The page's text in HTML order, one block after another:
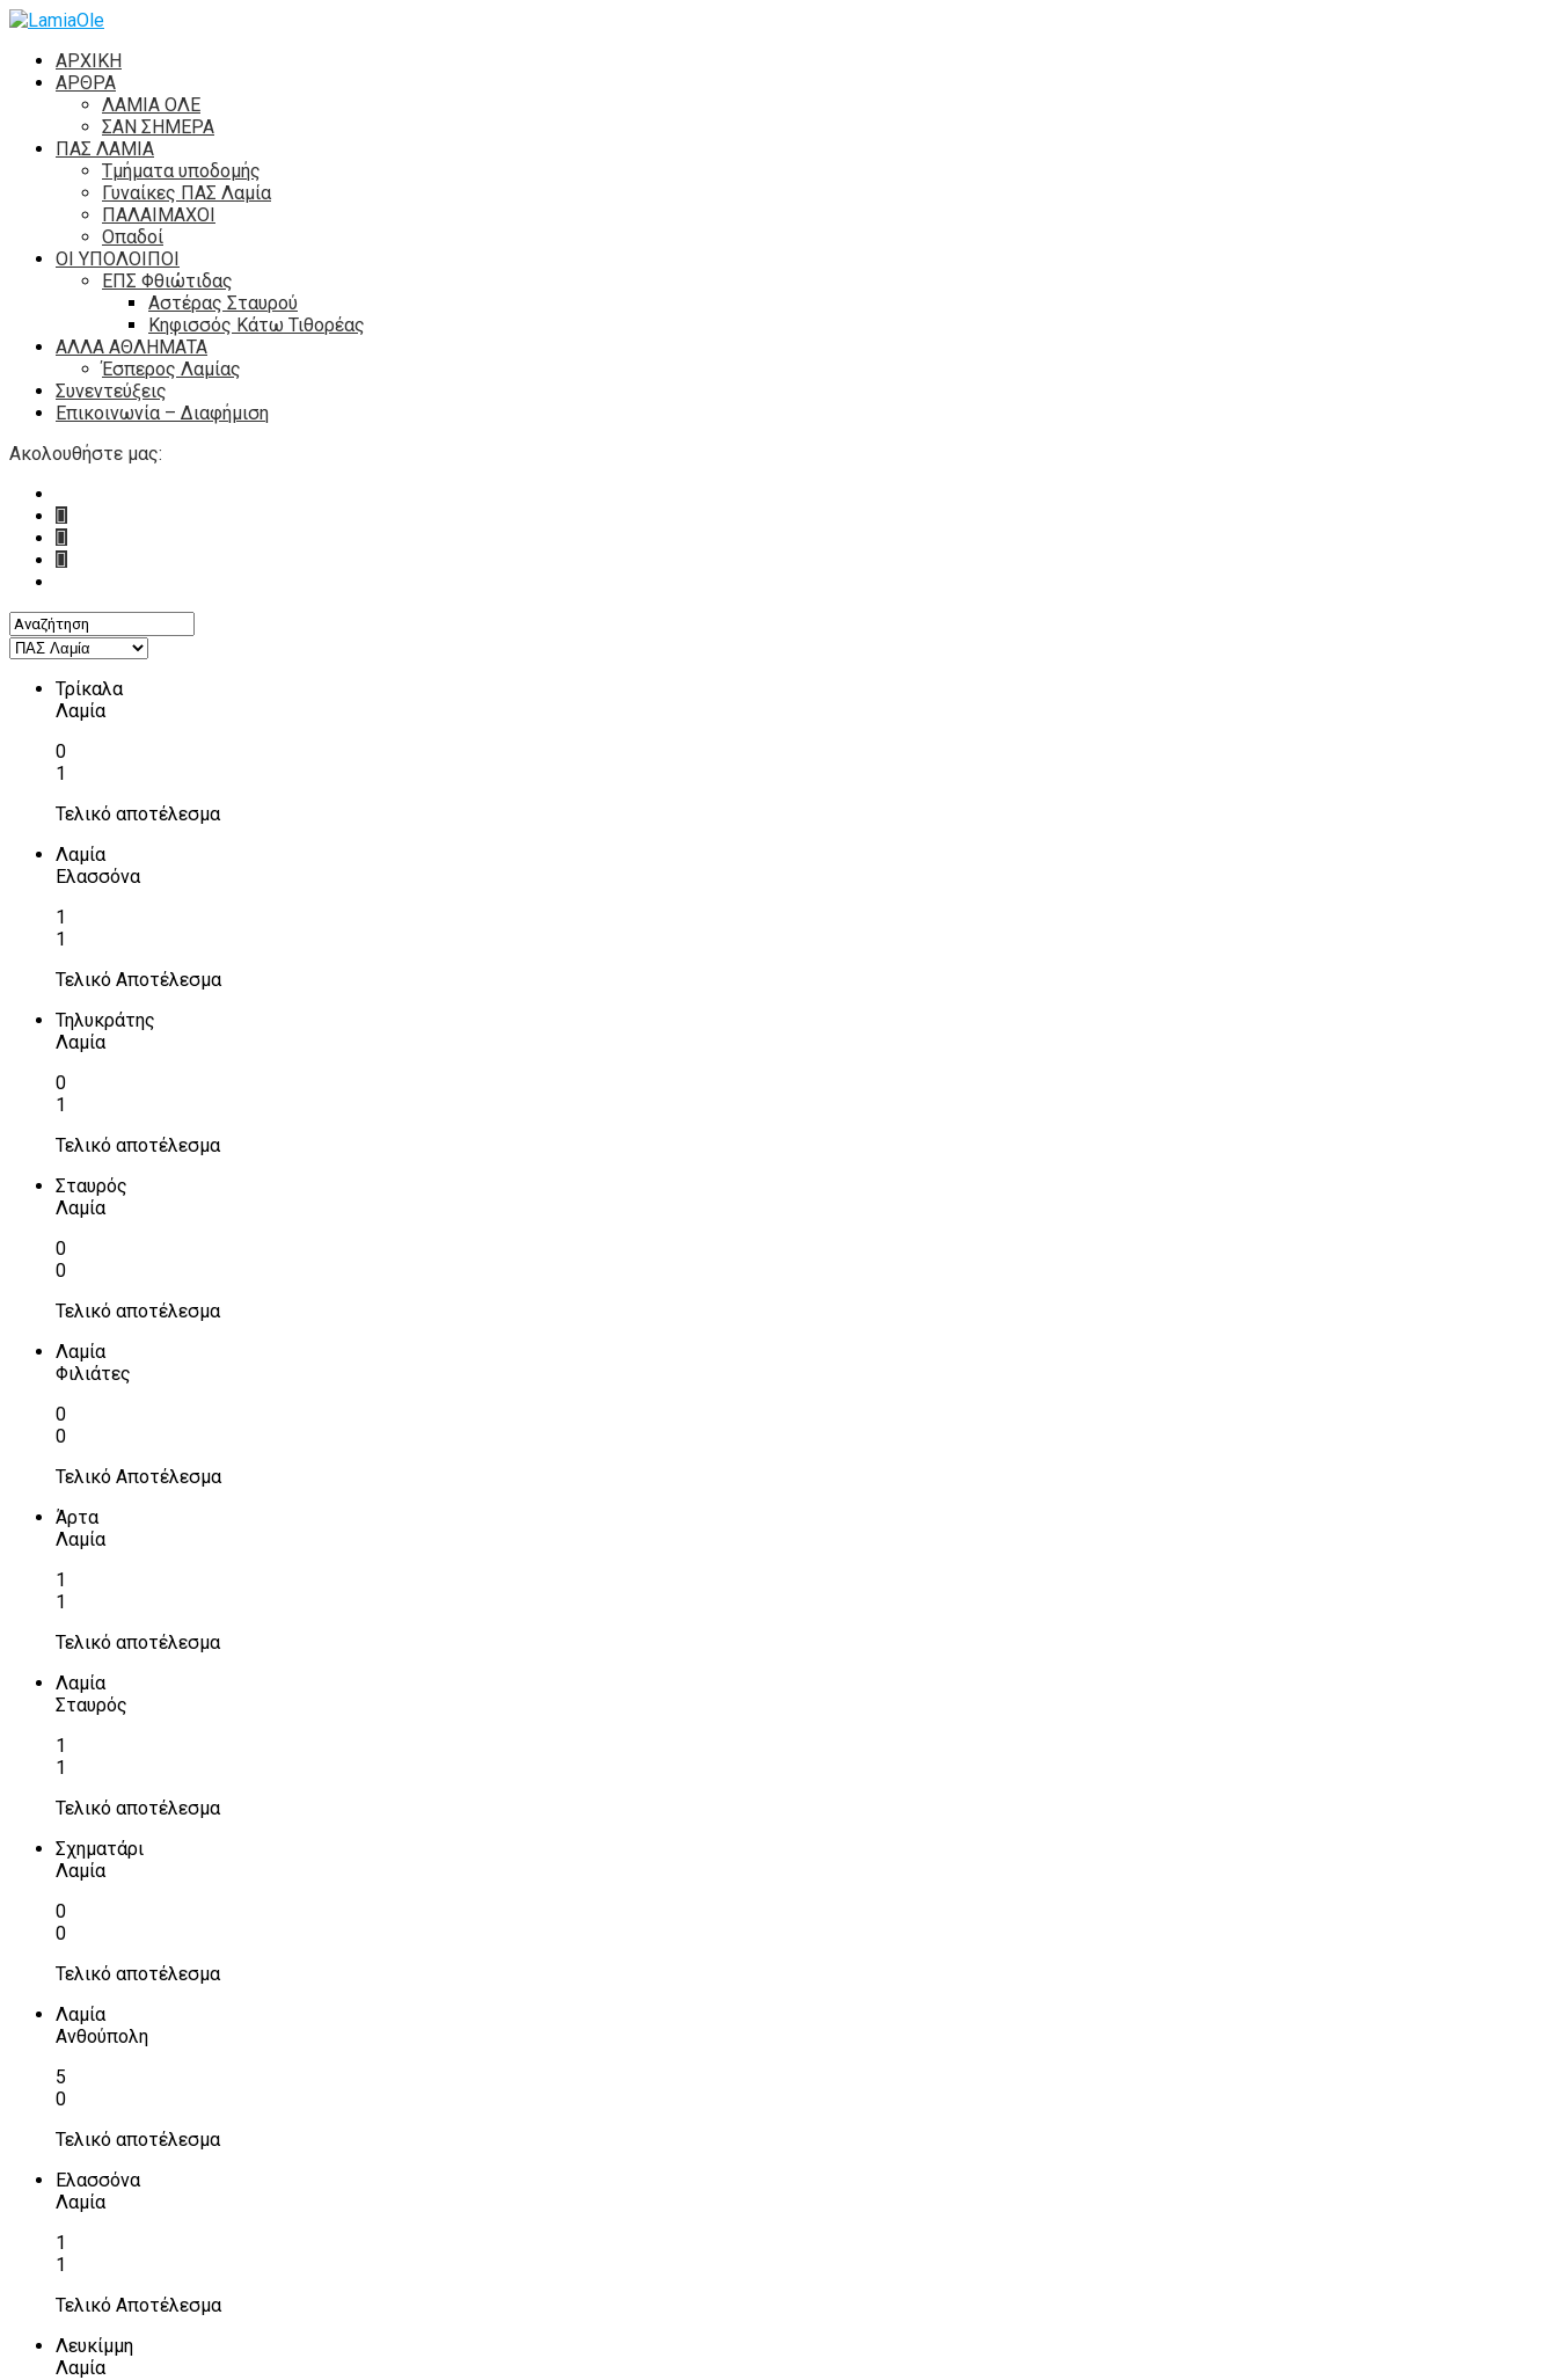
ΑΡΧΙΚΗ
ΑΡΘΡΑ
ΛΑΜΙΑ ΟΛΕ
ΣΑΝ ΣΗΜΕΡΑ
ΠΑΣ ΛΑΜΙΑ
Τμήματα υποδομής
Γυναίκες ΠΑΣ Λαμία
ΠΑΛΑΙΜΑΧΟΙ
Οπαδοί
ΟΙ ΥΠΟΛΟΙΠΟΙ
ΕΠΣ Φθιώτιδας
Αστέρας Σταυρού
Κηφισσός Κάτω Τιθορέας
ΑΛΛΑ ΑΘΛΗΜΑΤΑ
Έσπερος Λαμίας
Συνεντεύξεις
Επικοινωνία – Διαφήμιση
Ακολουθήστε μας:
Τρίκαλα
Λαμία
0
1
Τελικό αποτέλεσμα
Λαμία
Ελασσόνα
1
1
Τελικό Αποτέλεσμα
Τηλυκράτης
Λαμία
0
1
Τελικό αποτέλεσμα
Σταυρός
Λαμία
0
0
Τελικό αποτέλεσμα
Λαμία
Φιλιάτες
0
0
Τελικό Αποτέλεσμα
Άρτα
Λαμία
1
1
Τελικό αποτέλεσμα
Λαμία
Σταυρός
1
1
Τελικό αποτέλεσμα
Σχηματάρι
Λαμία
0
0
Τελικό αποτέλεσμα
Λαμία
Ανθούπολη
5
0
Τελικό αποτέλεσμα
Ελασσόνα
Λαμία
1
1
Τελικό Αποτέλεσμα
Λευκίμμη
Λαμία